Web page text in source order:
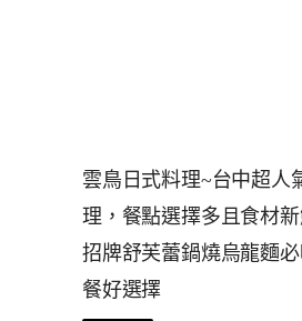
雲鳥日式料理~台中超人
理，餐點選擇多且食材
招牌舒芙蕾鍋燒烏龍麵
餐好選擇